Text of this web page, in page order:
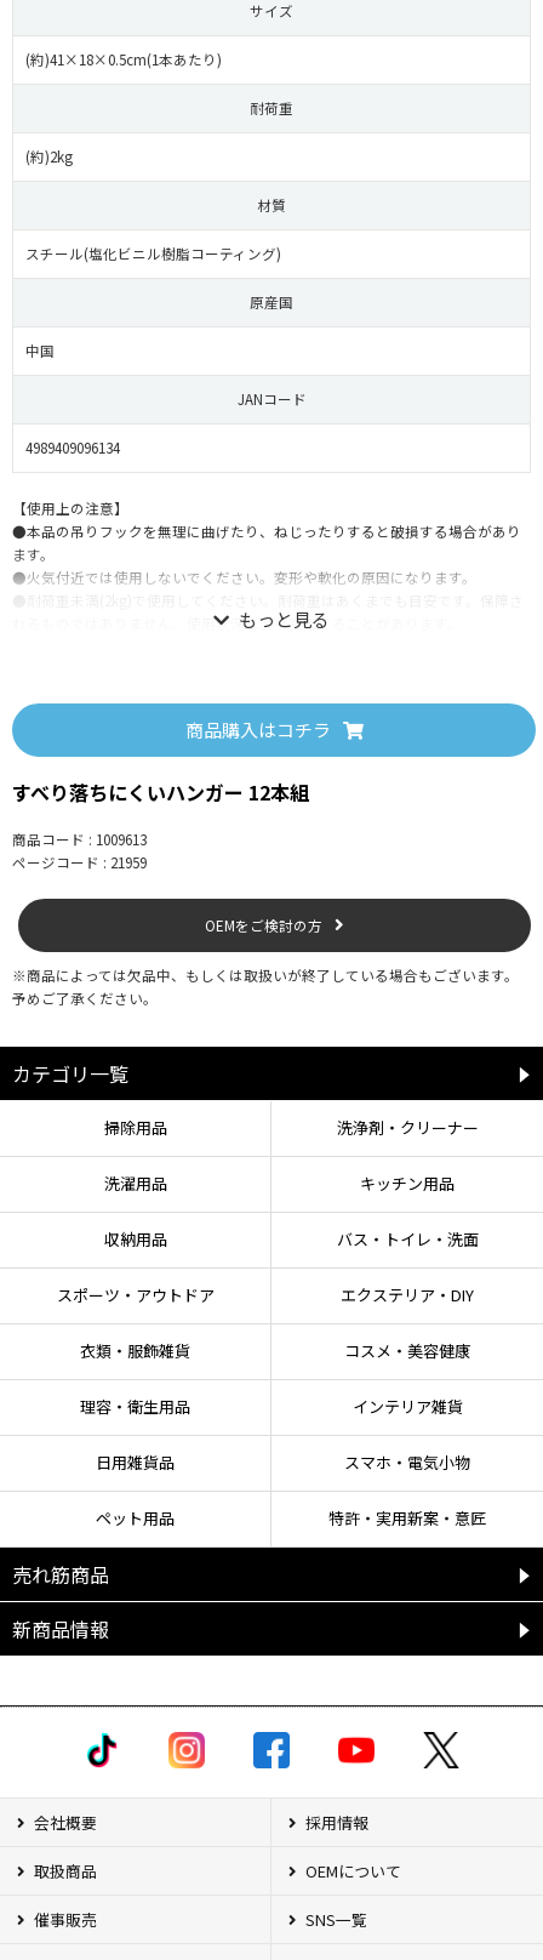
サイズ
(約)41×18×0.5cm(1本あたり)
耐荷重
(約)2kg
材質
スチール(塩化ビニル樹脂コーティング)
原産国
中国
JANコード
4989409096134
【使用上の注意】
●本品の吊りフックを無理に曲げたり、ねじったりすると破損する場合があり
ます。
●火気付近では使用しないでください。変形や軟化の原因になります。
れるものではありません。使用状況により変化することがあります。
●風が強いときは、本品を室内に取り込んでください。
●子供の手の届くところに置かないでください。
●子供が使用する際は十分に注意してください。
●用途以外には使用しないでください。
●汚れた場合は、きれいな布で拭いてください。
商品購入はコチラ
すべり落ちにくいハンガー 12本組
商品コード : 1009613
ページコード : 21959
OEMをご検討の方
※商品によっては欠品中、もしくは取扱いが終了している場合もございます。
予めご了承ください。
カテゴリ一覧
掃除用品 洗浄剤・クリーナー
洗濯用品 キッチン用品
収納用品 バス・トイレ・洗面
スポーツ・アウトドア エクステリア・DIY
衣類・服飾雑貨 コスメ・美容健康
理容・衛生用品 インテリア雑貨
日用雑貨品 スマホ・電気小物
ペット用品 特許・実用新案・意匠
売れ筋商品
新商品情報
会社概要 採用情報
取扱商品 OEMについて
催事販売 SNS一覧